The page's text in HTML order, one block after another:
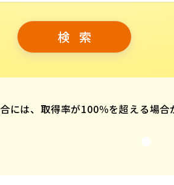
は、取得率が100％を超える場合